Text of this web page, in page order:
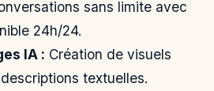
sans limite avec
24h/24.
IA : Création de visuels
textuelles.